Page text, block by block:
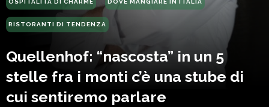
OSPITALITÀ DI CHARME DOVE MANGIARE IN ITALIA
RISTORANTI DI TENDENZA
Quellenhof: “nascosta” in un 5
stelle fra i monti c’è una stube di
cui sentiremo parlare